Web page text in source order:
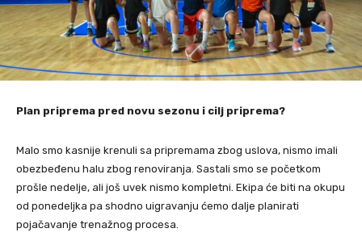
Plan priprema pred novu sezonu i cilj priprema?
Malo smo kasnije krenuli sa pripremama zbog uslova, nismo imali
obezbeđenu halu zbog renoviranja. Sastali smo se početkom
prošle nedelje, ali još uvek nismo kompletni. Ekipa će biti na okupu
od ponedeljka pa shodno uigravanju ćemo dalje planirati
pojačavanje trenažnog procesa.